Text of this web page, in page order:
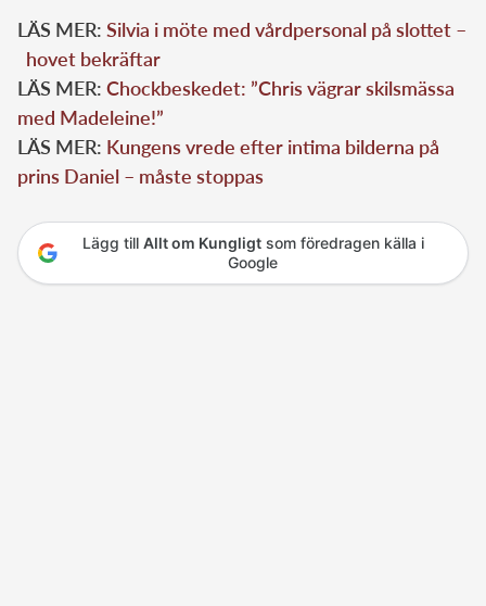
LÄS MER: Silvia i möte med vårdpersonal på slottet –
hovet bekräftar
LÄS MER: Chockbeskedet: ”Chris vägrar skilsmässa
med Madeleine!”
LÄS MER: Kungens vrede efter intima bilderna på
prins Daniel – måste stoppas
Lägg till Allt om Kungligtsom föredragen källa i
Google